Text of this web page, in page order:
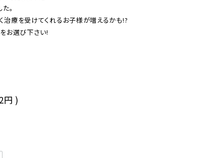
。
治療を受けてくれるお子様が増えるかも!?
お選び下さい!
円 )